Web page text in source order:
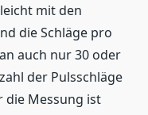
mit den
die Schläge pro
auch nur 30 oder
der Pulsschläge
die Messung ist